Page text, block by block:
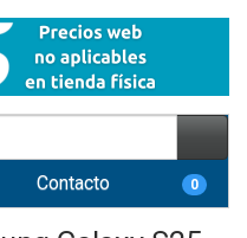
Contacto 0